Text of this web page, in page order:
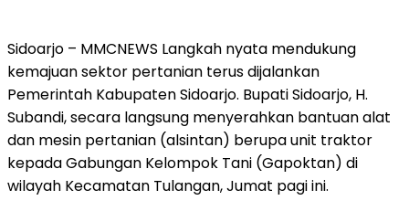
Sidoarjo – MMCNEWS Langkah nyata mendukung
kemajuan sektor pertanian terus dijalankan
Pemerintah Kabupaten Sidoarjo. Bupati Sidoarjo, H.
Subandi, secara langsung menyerahkan bantuan alat
dan mesin pertanian (alsintan) berupa unit traktor
kepada Gabungan Kelompok Tani (Gapoktan) di
wilayah Kecamatan Tulangan, Jumat pagi ini.